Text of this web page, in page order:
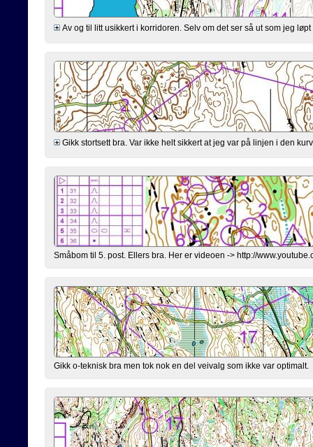
Av og til litt usikkert i korridoren. Selv om det ser så ut som jeg
Gikk stortsett bra. Var ikke helt sikkert at jeg var på linjen i den
Småbom til 5. post. Ellers bra. Her er videoen -> http://
Gikk o-teknisk bra men tok nok en del veivalg som ikke var optimalt.